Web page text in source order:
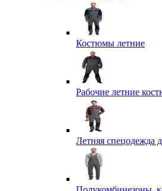
Костюмы летние
Рабочие летние
Летняя спецодежда